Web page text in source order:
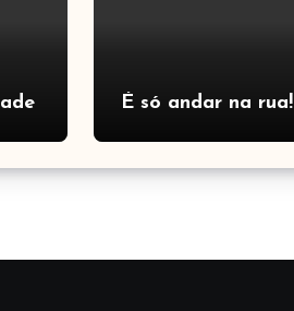
É só andar na rua!